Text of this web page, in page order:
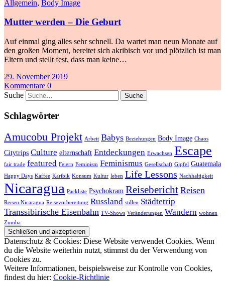
Allgemein, Body Image
Mutter werden – Die Geburt
Auf einmal ging alles sehr schnell. Da wartet man neun Monate auf
den großen Moment, bereitet sich akribisch vor und plötzlich ist man
Eltern und stellt fest, dass man keine…
29. November 2019
Kommentare 0
Suche
Schlagwörter
Amucobu Projekt Arbeit Babys Beziehungen Body Image Chaos
Citytrips Culture elternschaft Entdeckungen Erwachsen Escape
fair trade featured Feiern Feminism Feminismus Gesellschaft Gipfel Guatemala
Happy Days Kaffee Karibik Konsum Kultur leben Life Lessons Nachhaltigkeit
Nicaragua Packliste Psychokram Reisebericht Reisen
Reisen Nicaragua Reisevorbereitung Russland stillen Städtetrip
Transsibirische Eisenbahn TV-Shows Veränderungen Wandern wohnen
Zumba
Datenschutz & Cookies: Diese Website verwendet Cookies. Wenn
du die Website weiterhin nutzt, stimmst du der Verwendung von
Cookies zu.
Weitere Informationen, beispielsweise zur Kontrolle von Cookies,
findest du hier: Cookie-Richtlinie